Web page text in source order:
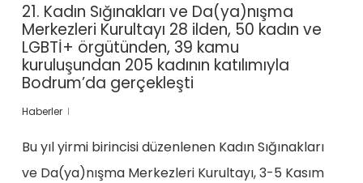
21. Kadın Sığınakları ve Da(ya)nışma
Merkezleri Kurultayı 28 ilden, 50 kadın ve
LGBTİ+ örgütünden, 39 kamu
kuruluşundan 205 kadının katılımıyla
Bodrum’da gerçekleşti
Haberler
Bu yıl yirmi birincisi düzenlenen Kadın Sığınakları
ve Da(ya)nışma Merkezleri Kurultayı, 3-5 Kasım